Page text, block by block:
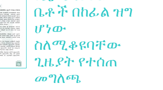
ቤቶች በከፊል ዝግ
ሆነው
ስለሚቆዩባቸው
ጊዜያት የተሰጠ
መግለጫ